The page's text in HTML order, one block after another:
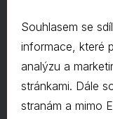
Kontakt
O nás
Kontakty
Souhlasem se
informace, které
analýzu a
stránkami. Dále souhlasíte s předáním údajů třetím
stranám a mimo